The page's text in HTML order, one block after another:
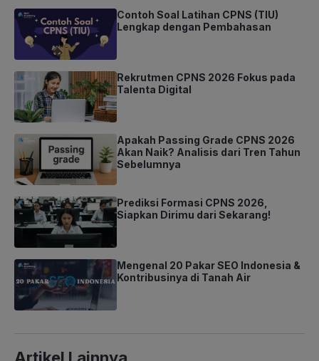
Contoh Soal Latihan CPNS (TIU)
Lengkap dengan Pembahasan
Rekrutmen CPNS 2026 Fokus pada
Talenta Digital
Apakah Passing Grade CPNS 2026
Akan Naik? Analisis dari Tren Tahun
Sebelumnya
Prediksi Formasi CPNS 2026,
Siapkan Dirimu dari Sekarang!
Mengenal 20 Pakar SEO Indonesia &
Kontribusinya di Tanah Air